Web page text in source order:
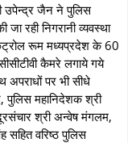
उपेन्द्र जैन ने पुलिस
रही निगरानी व्यवस्था
रूम मध्यप्रदेश के 60
कैमरे लगाये गये
अपराधों पर भी सीधे
पुलिस महानिदेशक श्री
श्री अन्वेष मंगलम,
सहित वरिष्ठ पुलिस